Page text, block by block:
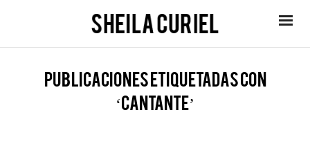
Publicaciones etiquetadas con
‘cantante’